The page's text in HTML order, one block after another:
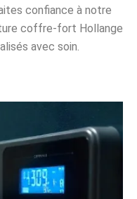
confiance à notre
coffre-fort Hollange
avec soin.